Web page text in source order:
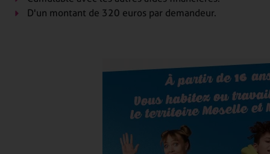
D'un montant de 320 euros par demandeur.